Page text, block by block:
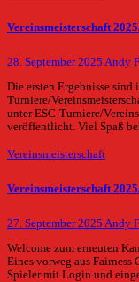
Vereinsmeisterschaft
28. September 2025 Andy
Die ersten Ergebnisse
Turniere/
unter ESC-Turniere/
veröffentlicht. Viel Spaß
Vereinsmeisterschaft
Vereinsmeisterschaft
27. September 2025 Andy
Welcome zum erneuten
Eines vorweg aus
Spieler mit Login und